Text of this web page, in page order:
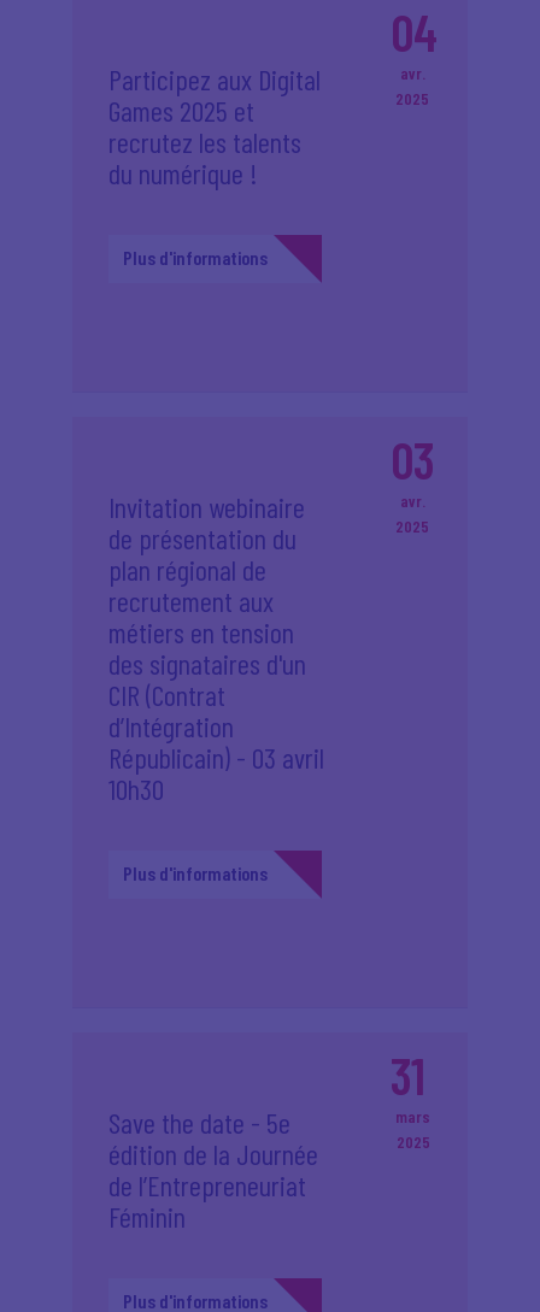
04
avr.
2025
Participez aux Digital
Games 2025 et
recrutez les talents
du numérique !
Plus d'informations
03
avr.
2025
Invitation webinaire
de présentation du
plan régional de
recrutement aux
métiers en tension
des signataires d'un
CIR (Contrat
d’Intégration
Républicain) - 03 avril
10h30
Plus d'informations
31
mars
2025
Save the date - 5e
édition de la Journée
de l’Entrepreneuriat
Féminin
Plus d'informations